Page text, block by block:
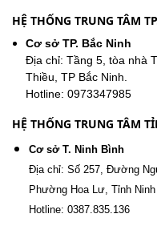
HỆ THỐNG TRUNG TÂM
Cơ sở TP. Bắc Ninh
Địa chỉ: Tầng 5, tòa nhà
Thiều, TP Bắc Ninh.
Hotline: 0973347985
HỆ THỐNG TRUNG TÂM
Cơ sở T. Ninh Bình
Địa chỉ: Số 257, Đường
Phường Hoa Lư, Tỉnh
Hotline: 0387.835.136